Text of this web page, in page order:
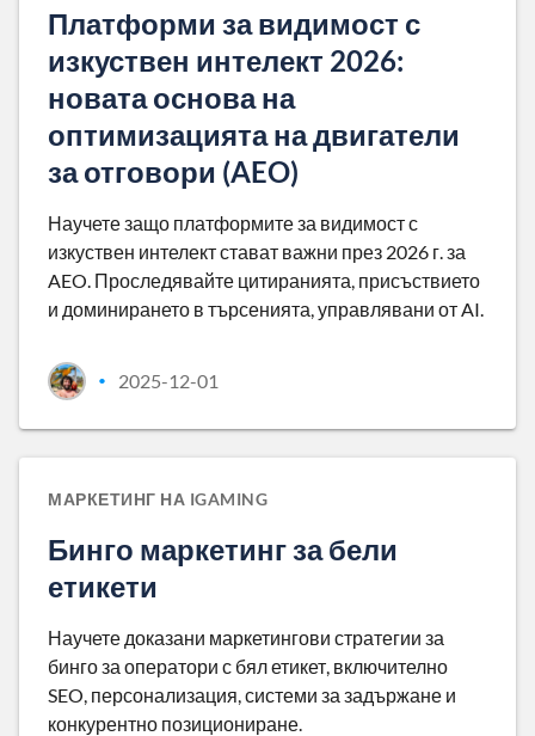
Платформи за видимост с
изкуствен интелект 2026:
новата основа на
оптимизацията на двигатели
за отговори (AEO)
Научете защо платформите за видимост с
изкуствен интелект стават важни през 2026 г. за
AEO. Проследявайте цитиранията, присъствието
и доминирането в търсенията, управлявани от AI.
• 2025-12-01
МАРКЕТИНГ НА IGAMING
Бинго маркетинг за бели
етикети
Научете доказани маркетингови стратегии за
бинго за оператори с бял етикет, включително
SEO, персонализация, системи за задържане и
конкурентно позициониране.